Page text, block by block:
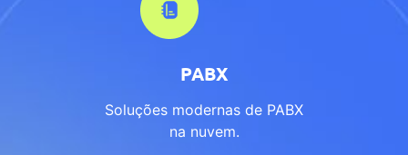
PABX
Soluções modernas de PABX
na nuvem.